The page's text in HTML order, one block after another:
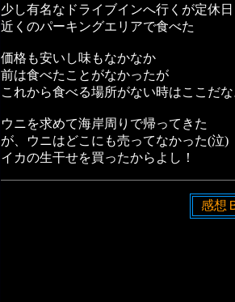
少し有名なドライブインへ行くが定休日
近くのパーキングエリアで食べた
価格も安いし味もなかなか
前は食べたことがなかったが
これから食べる場所がない時はここだ
ウニを求めて海岸周りで帰ってきた
が、ウニはどこにも売ってなかった(泣)
イカの生干せを買ったからよし！
感想